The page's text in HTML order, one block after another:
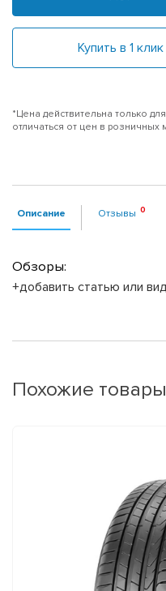
Купить в 1 клик
*Цена действительна только
отличаться от цен в розничных
Описание Отзывы
Обзоры:
+добавить статью или
Похожие товары